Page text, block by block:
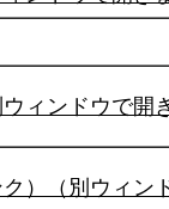
ィンドウで開
）（別ウィン